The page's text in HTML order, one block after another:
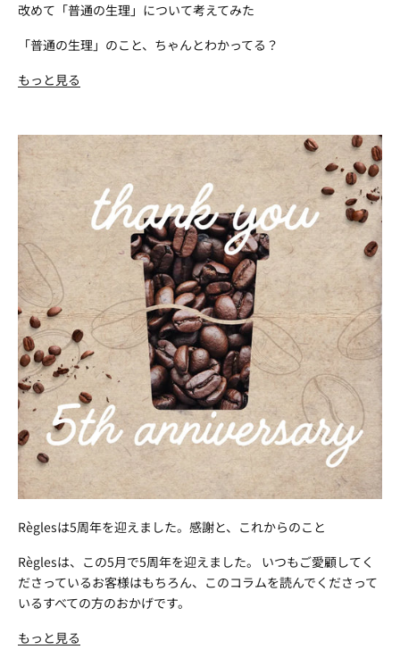
改めて「普通の生理」について考えてみた
「普通の生理」のこと、ちゃんとわかってる？
もっと見る
Règlesは5周年を迎えました。感謝と、これからのこと
Règlesは、この5月で5周年を迎えました。 いつもご愛顧してく
ださっているお客様はもちろん、このコラムを読んでくださって
いるすべての方のおかげです。
もっと見る